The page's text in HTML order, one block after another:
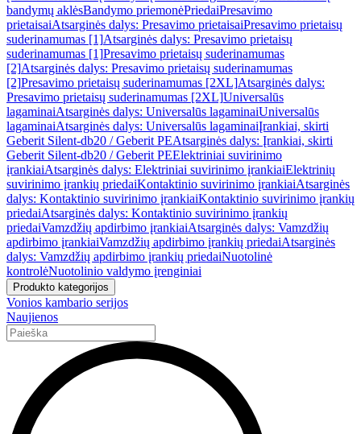
bandymų aklėsBandymo priemonėPriedaiPresavimo
prietaisaiAtsarginės dalys: Presavimo prietaisaiPresavimo prietaisų
suderinamumas [1]Atsarginės dalys: Presavimo prietaisų
suderinamumas [1]Presavimo prietaisų suderinamumas
[2]Atsarginės dalys: Presavimo prietaisų suderinamumas
[2]Presavimo prietaisų suderinamumas [2XL]Atsarginės dalys:
Presavimo prietaisų suderinamumas [2XL]Universalūs
lagaminaiAtsarginės dalys: Universalūs lagaminaiUniversalūs
lagaminaiAtsarginės dalys: Universalūs lagaminaiĮrankiai, skirti
Geberit Silent-db20 / Geberit PEAtsarginės dalys: Įrankiai, skirti
Geberit Silent-db20 / Geberit PEElektriniai suvirinimo
įrankiaiAtsarginės dalys: Elektriniai suvirinimo įrankiaiElektrinių
suvirinimo įrankių priedaiKontaktinio suvirinimo įrankiaiAtsarginės
dalys: Kontaktinio suvirinimo įrankiaiKontaktinio suvirinimo įrankių
priedaiAtsarginės dalys: Kontaktinio suvirinimo įrankių
priedaiVamzdžių apdirbimo įrankiaiAtsarginės dalys: Vamzdžių
apdirbimo įrankiaiVamzdžių apdirbimo įrankių priedaiAtsarginės
dalys: Vamzdžių apdirbimo įrankių priedaiNuotolinė
kontrolėNuotolinio valdymo įrenginiai
Produkto kategorijos
Vonios kambario serijos
Naujienos